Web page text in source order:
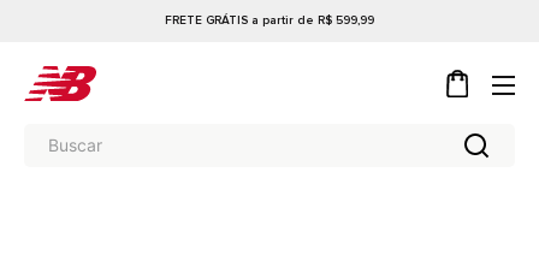
FRETE GRÁTIS a partir de R$ 599,99